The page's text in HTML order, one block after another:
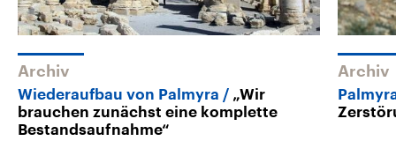
Archiv
Wiederaufbau von Palmyra
„Wir
brauchen zunächst eine komplette
Bestandsaufnahme“
Archiv